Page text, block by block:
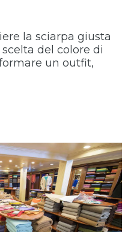
la sciarpa giusta
del colore di
un outfit,